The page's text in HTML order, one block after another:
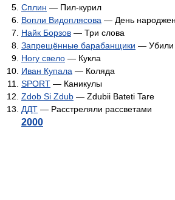
Сплин — Пил-курил
Вопли Видоплясова — День
Найк Борзов — Три слова
Запрещённые барабанщики — Убили
Ногу свело — Кукла
Иван Купала — Коляда
SPORT — Каникулы
Zdob Si Zdub — Zdubii Bateti Tare
ДДТ — Расстреляли рассветами
2000